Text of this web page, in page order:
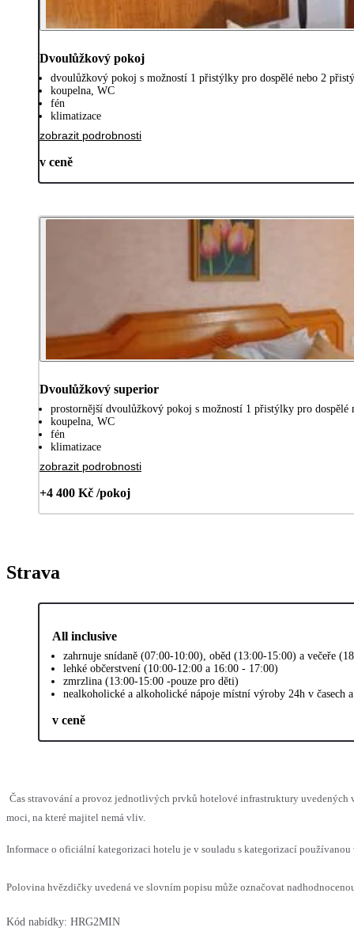
Dvoulůžkový pokoj
dvoulůžkový pokoj s možností 1 přistýlky pro dospělé nebo 2
koupelna, WC
fén
klimatizace
zobrazit podrobnosti
v ceně
Dvoulůžkový superior
prostornější dvoulůžkový pokoj s možností 1 přistýlky pro dospělé
koupelna, WC
fén
klimatizace
zobrazit podrobnosti
+4 400 Kč /pokoj
Strava
All inclusive
zahrnuje snídaně (07:00-10:00), oběd (13:00-15:00) a večeře
lehké občerstvení (10:00-12:00 a 16:00 - 17:00)
zmrzlina (13:00-15:00 -pouze pro děti)
nealkoholické a alkoholické nápoje místní výroby 24h v časech
v ceně
Čas stravování a provoz jednotlivých prvků hotelové infrastruktury uvedených
moci, na které majitel nemá vliv.
Informace o oficiální kategorizaci hotelu je v souladu s kategorizací
Polovina hvězdičky uvedená ve slovním popisu může označovat
Kód nabídky: HRG2MIN